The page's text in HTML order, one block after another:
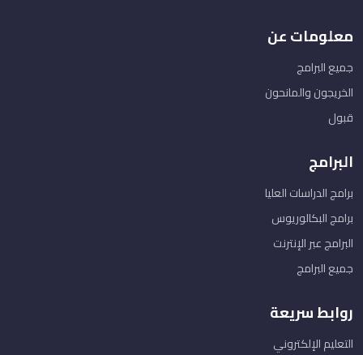
معلومات عن
جميع البرامج
الخريجون والمانحون
قبول
البرامج
برامج الدراسات العليا
برامج البكالوريوس
البرامج عبر الإنترنت
جميع البرامج
روابط سريعة
التعليم الإلكتروني